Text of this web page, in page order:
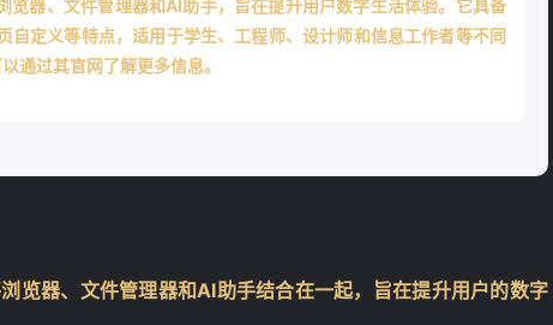
器、文件管理器和AI助手，旨在提升用户数字生活体验。它具备
定义等特点，适用于学生、工程师、设计师和信息工作者等不同
通过其官网了解更多信息。
览器、文件管理器和AI助手结合在一起，旨在提升用户的数字